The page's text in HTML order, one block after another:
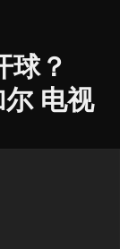
球？
电视